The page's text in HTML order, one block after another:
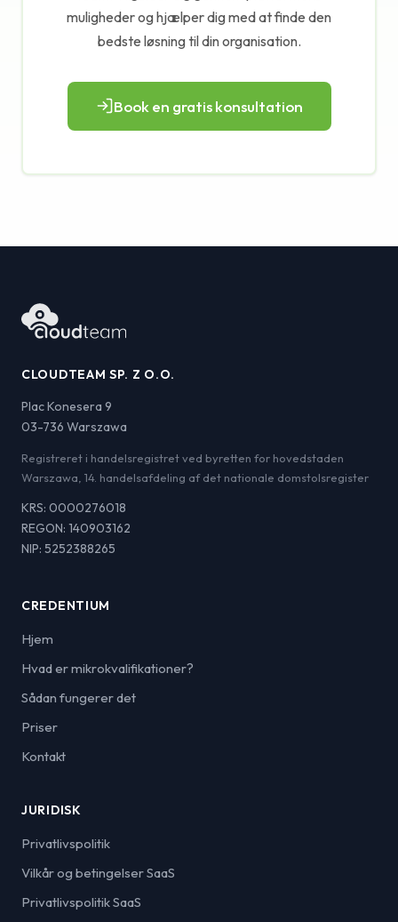
muligheder og hjælper dig med at finde den
bedste løsning til din organisation.
Book en gratis konsultation
CLOUDTEAM SP. Z O.O.
Plac Konesera 9
03-736 Warszawa
Registreret i handelsregistret ved byretten for hovedstaden
Warszawa, 14. handelsafdeling af det nationale domstolsregister
KRS: 0000276018
REGON: 140903162
NIP: 5252388265
CREDENTIUM
Hjem
Hvad er mikrokvalifikationer?
Sådan fungerer det
Priser
Kontakt
JURIDISK
Privatlivspolitik
Vilkår og betingelser SaaS
Privatlivspolitik SaaS